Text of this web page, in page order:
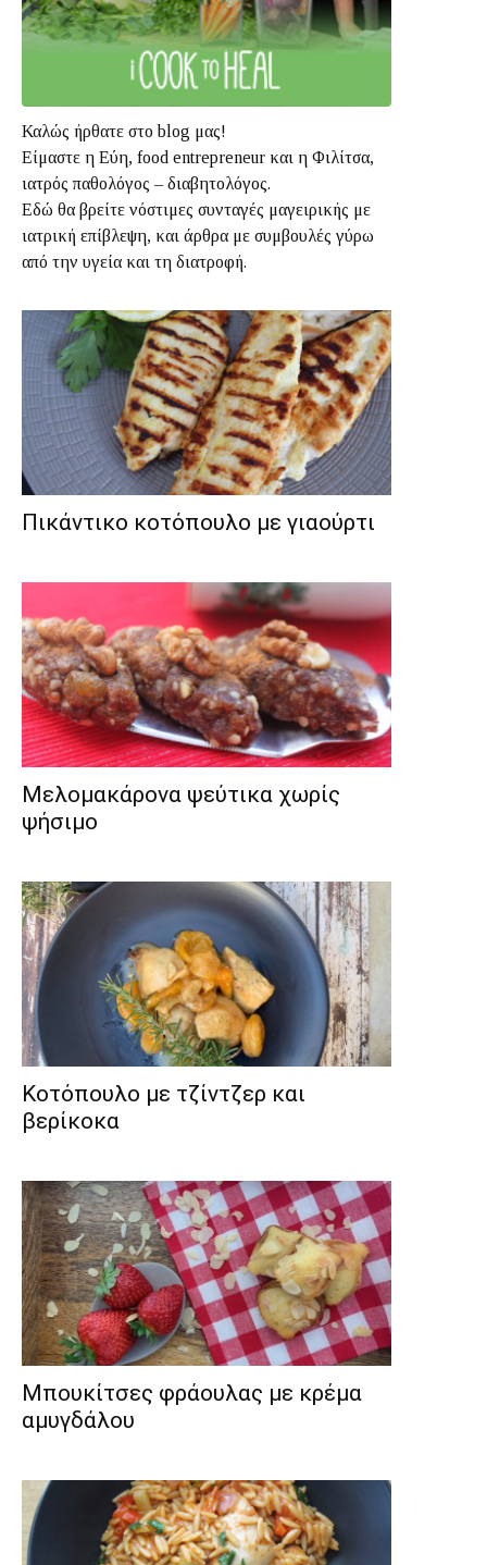
Καλώς ήρθατε στο blog μας!
Είμαστε η Εύη, food entrepreneur και η Φιλίτσα,
ιατρός παθολόγος – διαβητολόγος.
Εδώ θα βρείτε νόστιμες συνταγές μαγειρικής με
ιατρική επίβλεψη, και άρθρα με συμβουλές γύρω
από την υγεία και τη διατροφή.
Πικάντικο κοτόπουλο με γιαούρτι
Μελομακάρονα ψεύτικα χωρίς
ψήσιμο
Κοτόπουλο με τζίντζερ και
βερίκοκα
Μπουκίτσες φράουλας με κρέμα
αμυγδάλου